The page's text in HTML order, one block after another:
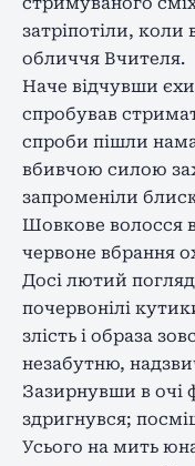
затріпотіли, коли
обличчя Вчителя.
Наче відчувши
спробував
спроби пішли
вбивчою силою
запроменіли
Шовкове волосся
червоне вбрання
Досі лютий
почервонілі
злість і образа
незабутню,
Зазирнувши в очі
здригнувся;
Усього на мить